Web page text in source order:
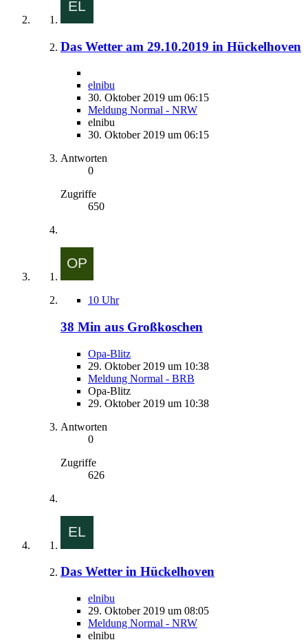
Das Wetter am 29.10.2019 in Hückelhoven
elnibu
30. Oktober 2019 um 06:15
Meldung Normal - NRW
elnibu
30. Oktober 2019 um 06:15
Antworten
0
Zugriffe
650
10 Uhr
38 Min aus Großkoschen
Opa-Blitz
29. Oktober 2019 um 10:38
Meldung Normal - BRB
Opa-Blitz
29. Oktober 2019 um 10:38
Antworten
0
Zugriffe
626
Das Wetter in Hückelhoven
elnibu
29. Oktober 2019 um 08:05
Meldung Normal - NRW
elnibu